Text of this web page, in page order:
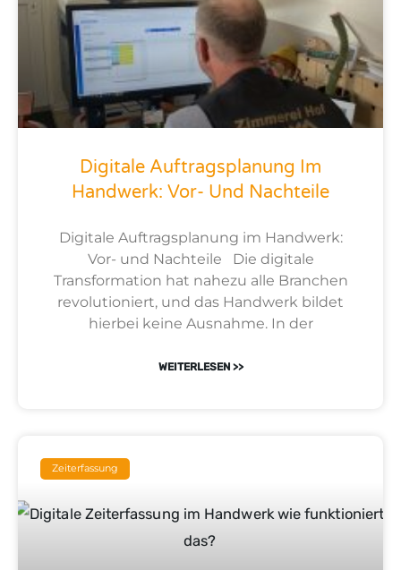
Digitale Auftragsplanung Im
Handwerk: Vor- Und Nachteile
Digitale Auftragsplanung im Handwerk:
Vor- und Nachteile Die digitale
Transformation hat nahezu alle Branchen
revolutioniert, und das Handwerk bildet
hierbei keine Ausnahme. In der
WEITERLESEN >>
Zeiterfassung